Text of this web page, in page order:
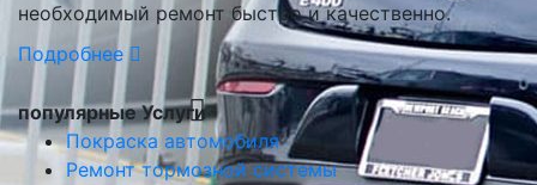
необходимый ремонт быстро и качественно.
Подробнее
популярные Услуги
Покраска автомобиля
Ремонт тормозной системы